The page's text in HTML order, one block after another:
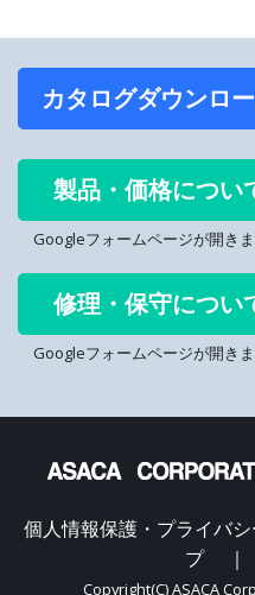
カタログダウンロ
製品・価格につい
Googleフォームページが開きま
修理・保守につい
Googleフォームページが開きま
個人情報保護・プライバ
プ
｜
Copyright(C) ASACA